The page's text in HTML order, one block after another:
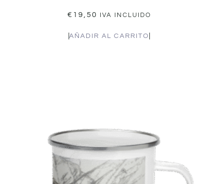
€ 19,50 IVA INCLUIDO
AÑADIR AL CARRITO